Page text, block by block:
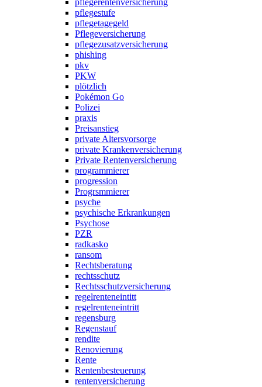
pflegerentenversicherung
pflegestufe
pflegetagegeld
Pflegeversicherung
pflegezusatzversicherung
phishing
pkv
PKW
plötzlich
Pokémon Go
Polizei
praxis
Preisanstieg
private Altersvorsorge
private Krankenversicherung
Private Rentenversicherung
programmierer
progression
Progrsmmierer
psyche
psychische Erkrankungen
Psychose
PZR
radkasko
ransom
Rechtsberatung
rechtsschutz
Rechtsschutzversicherung
regelrenteneintitt
regelrenteneintritt
regensburg
Regenstauf
rendite
Renovierung
Rente
Rentenbesteuerung
rentenversicherung